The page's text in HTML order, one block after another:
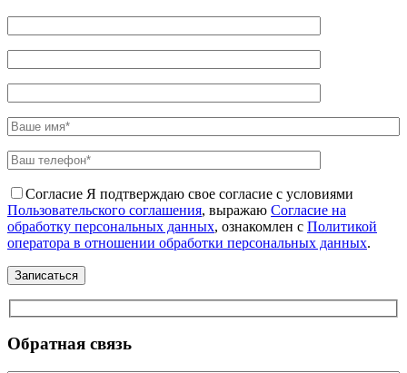
Согласие Я подтверждаю свое согласие с условиями
Пользовательского соглашения, выражаю Согласие на
обработку персональных данных, ознакомлен с Политикой
оператора в отношении обработки персональных данных.
Обратная связь